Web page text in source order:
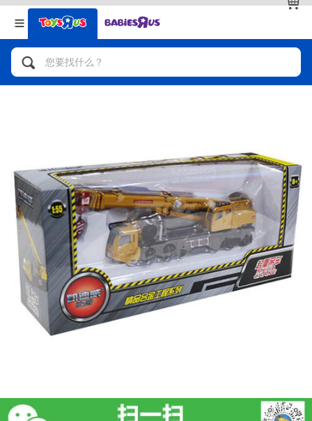
返回
分类目录
人气英雄，角色扮演，射击玩具
拼砌组合及乐高LEGO
玩具车，货车，火车及遥控系列
手工艺，文具，蜡笔，泥胶，画板
娃娃，芭比，收藏公仔
电子玩具
益智学习玩具
返回
品牌
查看全部